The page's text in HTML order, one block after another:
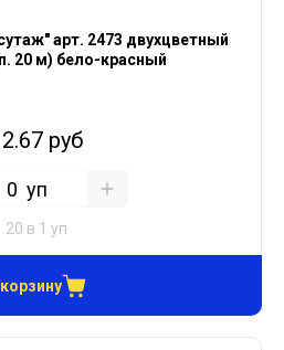
арт. 2473 двухцветный
20 м) бело-красный
руб
уп
20 в 1 уп